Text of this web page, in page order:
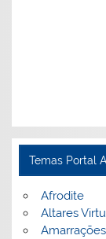
Temas Portal
Afrodite
Altares
Amarrações